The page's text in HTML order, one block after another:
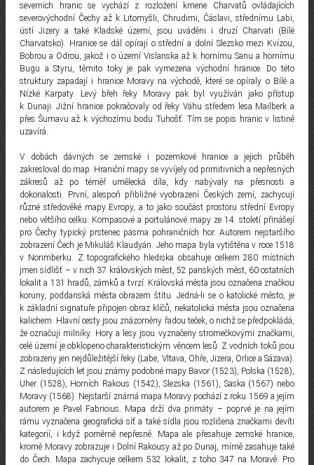
severních hranic se vychází z rozložení kmene Charvatů ovládajících
severovýchodní Čechy až k Litomyšli, Chrudimi, Čáslavi, střednímu Labi,
ústí Jizery a také Kladské území, jsou uváděni i druzí Charvati (Bílé
Charvatsko). Hranice se dál opírají o střední a dolní Slezsko mezi Kvízou,
Bobrou a Odrou, jakož i o území Vislanska až k hornímu Sanu a hornímu
Bugu a Styru, těmito toky je pak vymezena východní hranice. Do této
struktury zapadají i hranice Moravy na východě, které se opíraly o Bílé a
Nízké Karpaty. Levý břeh řeky Moravy pak byl využíván jako přístup
k Dunaji. Jižní hranice pokračovaly od řeky Váhu středem lesa Mailberk a
přes Šumavu až k výchozímu bodu Tuhošť. Tím se popis hranic v listině
uzavírá.
V dobách dávných se zemské i pozemkové hranice a jejich průběh
zakresloval do map. Hraniční mapy se vyvíjely od primitivních a nepřesných
zákresů až po téměř umělecká díla, kdy nabývaly na přesnosti a
dokonalosti. První, alespoň přibližné vyobrazení Českých zemí, zachycují
různé středověké mapy Evropy, a to jako součást prostoru střední Evropy
nebo většího celku. Kompasové a portulánové mapy ze 14. století přinášejí
pro Čechy typický prstenec pásma pohraničních hor. Autorem nejstaršího
zobrazení Čech je Mikuláš Klaudyán. Jeho mapa byla vytištěna v roce 1518
v Norimberku. Z topografického hlediska obsahuje celkem 280 místních
jmen sídlišť – v nich 37 královských měst, 52 panských měst, 60 ostatních
lokalit a 131 hradů, zámků a tvrzí. Královská města jsou označena značkou
koruny, poddanská města obrazem štítu. Jedná-li se o katolické město, je
k základní signatuře připojen obraz klíčů, nekatolická města jsou označena
kalichem. Hlavní cesty jsou znázorněny řadou teček, o nichž se předpokládá,
že označují milníky. Hory a lesy jsou vyznačeny stromečkovými značkami,
celé území je obklopeno charakteristickým věncem lesů. Z vodních toků jsou
zobrazeny jen nejdůležitější řeky (Labe, Vltava, Ohře, Jizera, Orlice a Sázava).
Z následujících let jsou známy podobné mapy Bavor (1523), Polska (1528),
Uher (1528), Horních Rakous (1542), Slezska (1561), Saska (1567) nebo
Moravy (1568). Nejstarší známá mapa Moravy pochází z roku 1569 a jejím
autorem je Pavel Fabricius. Mapa drží dva primáty – poprvé je na jejím
rámu vyznačena geografická síť a také sídla jsou rozlišena značkami devíti
kategorií, i když poměrně nepřesně. Mapa ale přesahuje zemské hranice,
kromě Moravy zobrazuje i Dolní Rakousy až po Dunaj, mírně zasahuje také
do Čech. Mapa zachycuje celkem 532 lokalit, z toho 347 na Moravě. Pro